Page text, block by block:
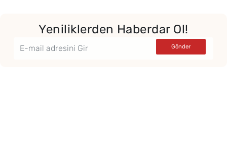
Yeniliklerden Haberdar Ol!